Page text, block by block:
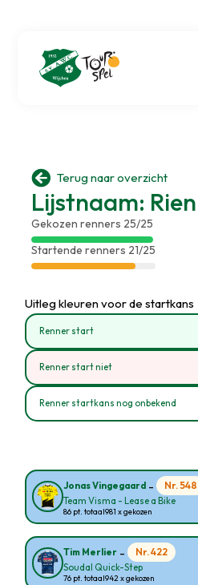
 Terug naar overzicht
Lijstnaam:
Gekozen renners 25/25
Startende renners 21/25
Uitleg kleuren voor de startkans
Renner start
Renner start niet
Renner startkans nog onbekend
Jonas Vingegaard - Nr. 548
Team Visma - Lease a Bike
86 pt. totaal981 x gekozen
Tim Merlier - Nr. 422
Soudal Quick-Step
76 pt. totaal942 x gekozen